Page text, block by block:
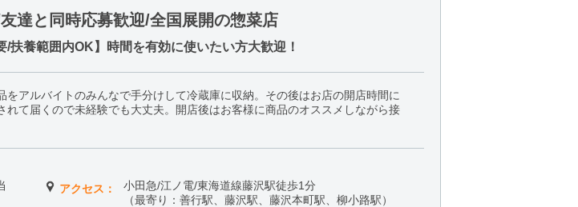
達と同時応募歓迎/全国展開の惣菜店
扶養範囲内OK】時間を有効に使いたい方大歓迎！
アルバイトのみんなで手分けして冷蔵庫に収納。その後はお店の開店時間に
て届くので未経験でも大丈夫。開店後はお客様に商品のオススメしながら接
アクセス：
小田急/江ノ電/東海道線藤沢駅徒歩1分
（最寄り：善行駅、藤沢駅、藤沢本町駅、柳小路駅）